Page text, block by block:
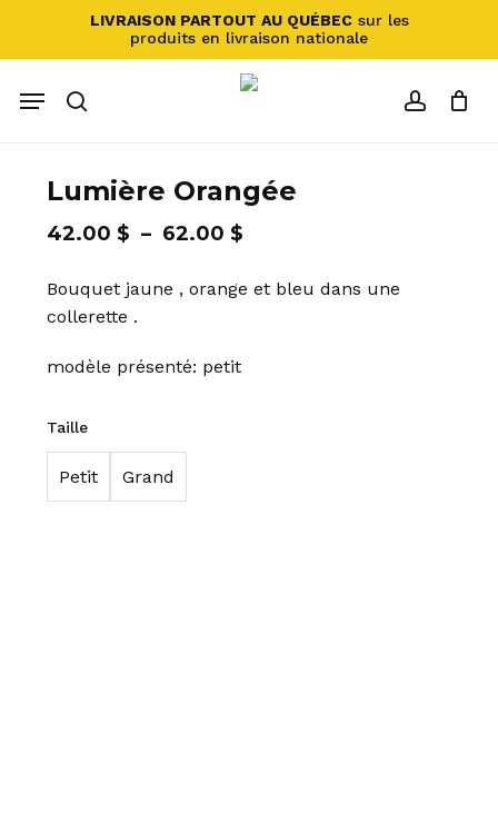
content
LIVRAISON PARTOUT AU QUÉBECsur les
produits en livraison nationale
recherche account
Menu
Fermer
panier
Lumière Orangée
42.00 $ – 62.00 $Plage
prix :
Bouquet jaune , orange et bleu dans une
collerette .
modèle présenté: petit
Taille
Petit Grand